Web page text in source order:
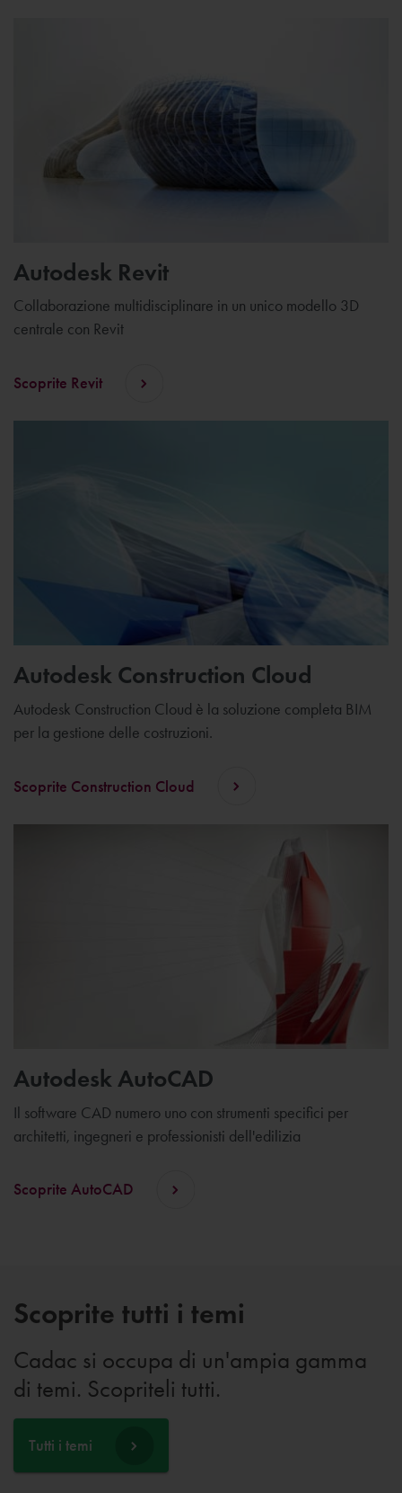
Autodesk Revit
Collaborazione multidisciplinare in un unico modello 3D
centrale con Revit
Scoprite Revit
Autodesk Construction Cloud
Autodesk Construction Cloud è la soluzione completa BIM
per la gestione delle costruzioni.
Scoprite Construction Cloud
Autodesk AutoCAD
Il software CAD numero uno con strumenti specifici per
architetti, ingegneri e professionisti dell'edilizia
Scoprite AutoCAD
Scoprite tutti i temi
Cadac si occupa di un'ampia gamma
di temi. Scopriteli tutti.
Tutti i temi